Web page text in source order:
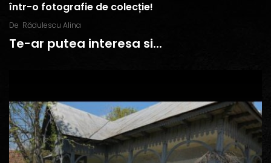
într-o fotografie de colecție!
De Rădulescu Alina
Te-ar putea interesa si...